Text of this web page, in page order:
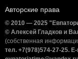
Авторские права
© 2010 — 2025
© Алексей Гладков и
(собственная
тел. +7(978)574-27-25.